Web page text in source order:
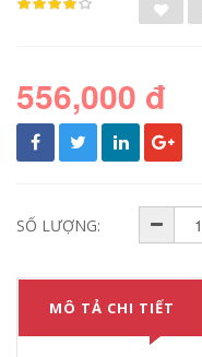
556,000 đ
SỐ LƯỢNG:
MÔ TẢ CHI TIẾT